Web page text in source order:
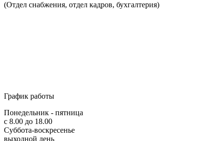
(Отдел снабжения, отдел кадров, бухгалтерия)
График работы
Понедельник - пятница
с 8.00 до 18.00
Суббота-воскресенье
выходной день